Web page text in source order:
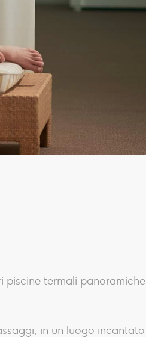
piscine termali panoramiche
in un luogo incantato